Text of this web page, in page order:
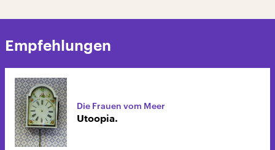
Empfehlungen
Die Frauen vom Meer
Utoopia.